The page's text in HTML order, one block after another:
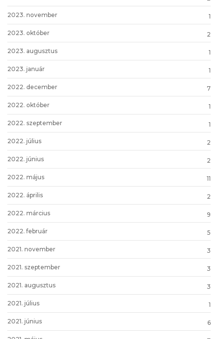
2023. november 1
2023. október 2
2023. augusztus 1
2023. január 1
2022. december 7
2022. október 1
2022. szeptember 1
2022. július 2
2022. június 2
2022. május 11
2022. április 2
2022. március 9
2022. február 5
2021. november 3
2021. szeptember 3
2021. augusztus 3
2021. július 1
2021. június 6